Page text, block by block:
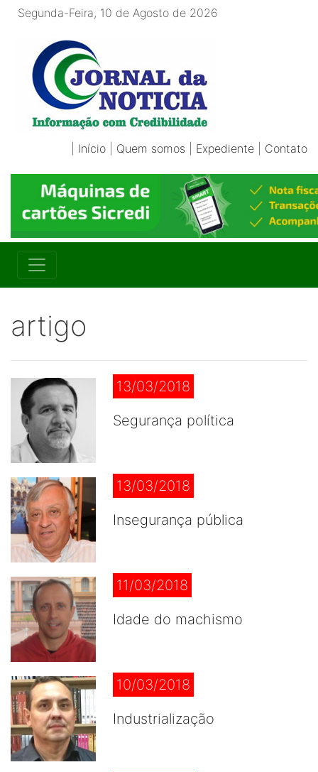
Segunda-Feira, 10 de Agosto de 2026
Início Quem somos Expediente Contato
artigo
13/03/2018
Segurança política
13/03/2018
Insegurança pública
11/03/2018
Idade do machismo
10/03/2018
Industrialização